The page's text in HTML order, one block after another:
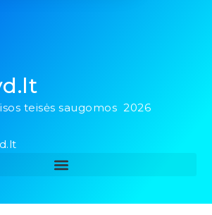
teisės saugomos 2026